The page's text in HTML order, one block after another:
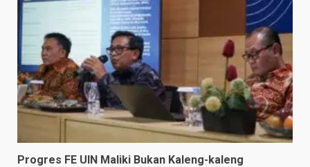
Progres FE UIN Maliki Bukan Kaleng-kaleng